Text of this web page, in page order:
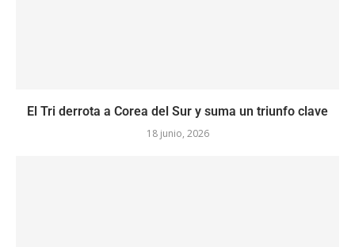
El Tri derrota a Corea del Sur y suma un triunfo clave
18 junio, 2026